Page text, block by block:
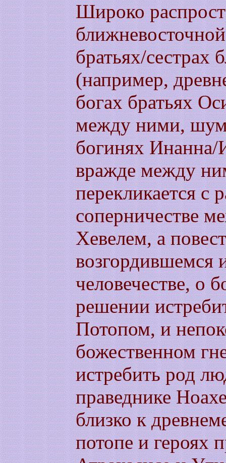
Широко
братьях/сестрах
(например,
богах братьях
между ними,
богинях
вражде между
перекликается с
соперничестве
Хевелем, а
возгордившемся
человечестве, о
решении
Потопом, и
божественном
истребить род
праведнике
близко к
потопе и героях